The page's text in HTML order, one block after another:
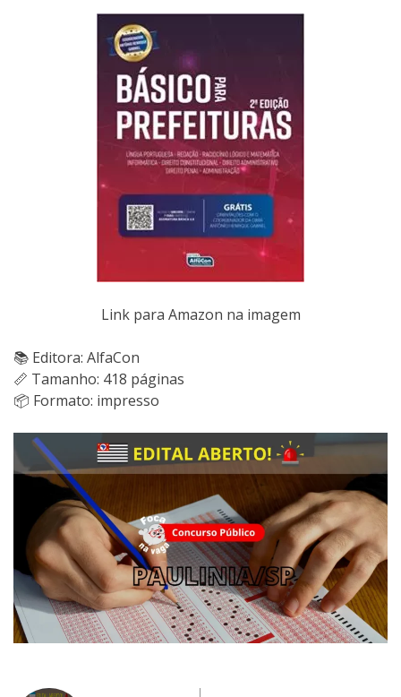
Link para Amazon na imagem
📚 Editora: AlfaCon
📏 Tamanho: 418 páginas
📦 Formato: impresso